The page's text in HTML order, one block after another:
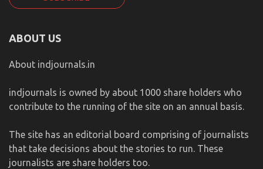
ABOUT US
About indjournals.in
indjournals is owned by about 1000 share holders who
contribute to the running of the site on an annual basis.
The site has an editorial board comprising of journalists
that take decisions about the stories to run. These
journalists are share holders too.